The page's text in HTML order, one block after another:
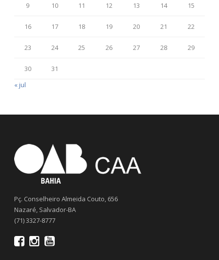
9 10 11 12 13 14 15
16 17 18 19 20 21 22
23 24 25 26 27 28 29
30
31
« jul
Pç. Conselheiro Almeida Couto, 656
Nazaré, Salvador-BA
(71) 3327-8777